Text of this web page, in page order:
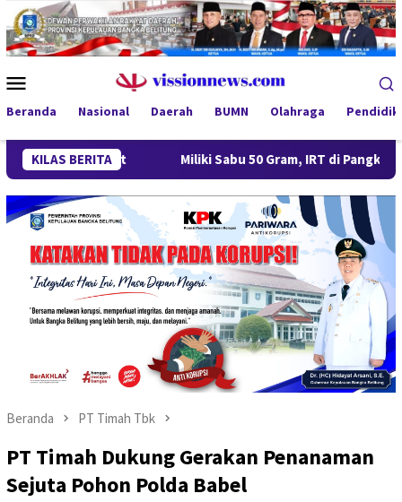
Loncat
ke
konten
Mobile
Beranda Nasional Daerah BUMN Olahraga
KILAS BERITA
Disorot Miliki Sabu 50 Gram, IRT di Pangkalpinang
Beranda PT Timah Tbk
PT Timah Dukung Gerakan Penanaman
Sejuta Pohon Polda Babel